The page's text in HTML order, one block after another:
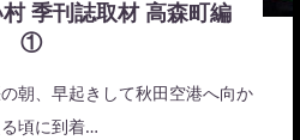
季刊誌取材 高森町編
①
朝、早起きして秋田空港へ向か
頃に到着…